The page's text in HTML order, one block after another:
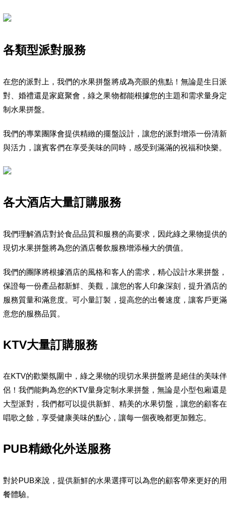
各類型派對服務
在您的派對上，我們的水果拼盤將成為亮眼的焦點！無論是生日派
對、婚禮還是家庭聚會，綠之果物都能根據您的主題和需求量身定
制水果拼盤。
我們的專業團隊會提供精緻的擺盤設計，讓您的派對增添一份清新
與活力，讓賓客們在享受美味的同時，感受到滿滿的祝福和快樂。
各大酒店大量訂購服務
我們理解酒店對於食品品質和服務的高要求，因此綠之果物提供的
現切水果拼盤將為您的酒店餐飲服務增添極大的價值。
我們的團隊將根據酒店的風格和客人的需求，精心設計水果拼盤，
保證每一份產品都新鮮、美觀，讓您的客人印象深刻，提升酒店的
服務質量和滿意度。可小量訂製，提高您的出餐速度，讓客戶更滿
意您的服務品質。
KTV大量訂購服務
在KTV的歡樂氛圍中，綠之果物的現切水果拼盤將是絕佳的美味伴
侶！我們能夠為您的KTV量身定制水果拼盤，無論是小型包廂還是
大型派對，我們都可以提供新鮮、精美的水果切盤，讓您的顧客在
唱歌之餘，享受健康美味的點心，讓每一個夜晚都更加難忘。
PUB精緻化外送服務
對於PUB來說，提供新鮮的水果選擇可以為您的顧客帶來更好的用
餐體驗。